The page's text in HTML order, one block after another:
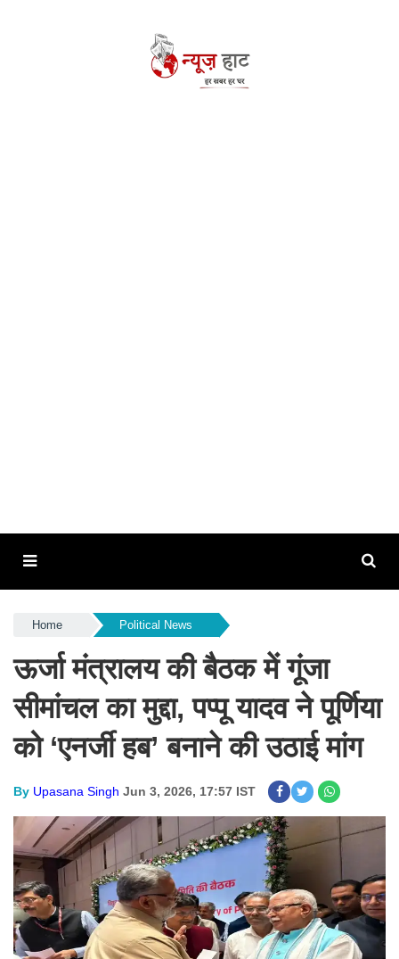
Home Political News
ऊर्जा मंत्रालय की बैठक में गूंजा
सीमांचल का मुद्दा, पप्पू यादव ने पूर्णिया
को ‘एनर्जी हब’ बनाने की उठाई मांग
By Upasana Singh Jun 3, 2026, 17:57 IST